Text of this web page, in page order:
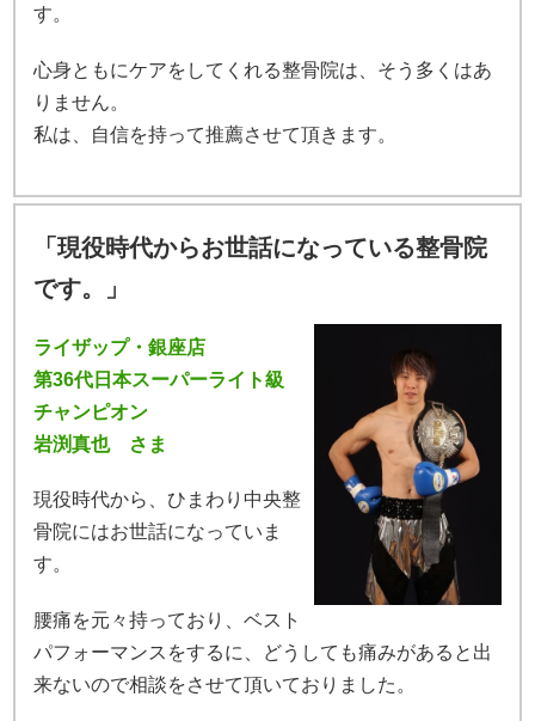
す。
心身ともにケアをしてくれる整骨院は、そう多くはあ
りません。
私は、自信を持って推薦させて頂きます。
「現役時代からお世話になっている整骨院
です。」
ライザップ・銀座店
第36代日本スーパーライト級
チャンピオン
岩渕真也 さま
現役時代から、ひまわり中央整
骨院にはお世話になっていま
す。
腰痛を元々持っており、ベスト
パフォーマンスをするに、どうしても痛みがあると出
来ないので相談をさせて頂いておりました。